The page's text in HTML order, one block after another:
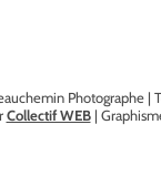
Photographe |
Collectif WEB|